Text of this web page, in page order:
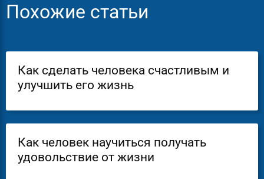
Похожие статьи
Как сделать человека счастливым и
улучшить его жизнь
Как человек научиться получать
удовольствие от жизни